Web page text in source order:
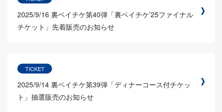
2025/9/16 裏ベイチケ第40弾「裏ベイチケ’25ファイナル
チケット」先着販売のお知らせ
TICKET
2025/9/14 裏ベイチケ第39弾「ディナーコース付チケッ
ト」抽選販売のお知らせ